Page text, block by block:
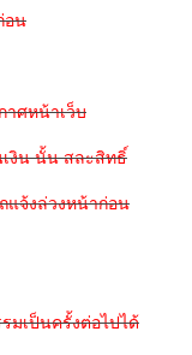
อน
าศหน้าเว็บ
เงิน นั้น สละสิทธิ์
แจ้งล่วงหน้าก่อน
มเป็นครั้งต่อไปได้